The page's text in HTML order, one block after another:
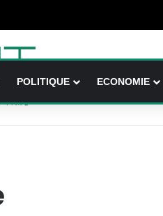
POLITIQUE ECONOMIE